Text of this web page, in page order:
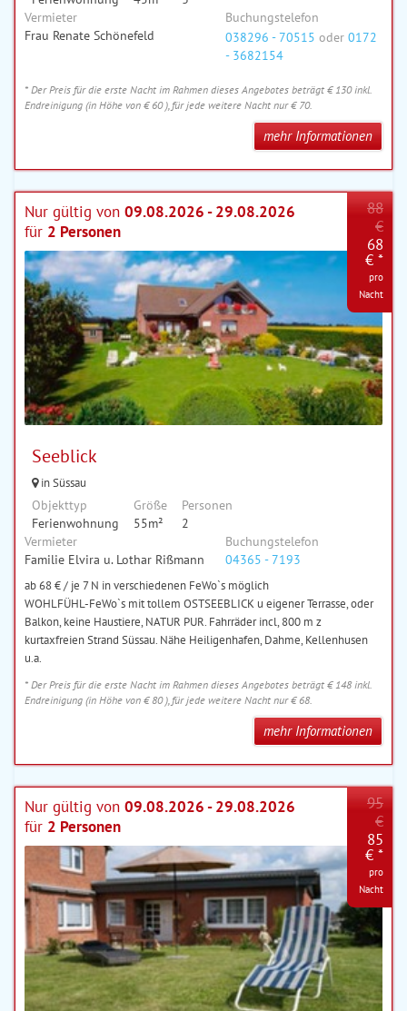
Vermieter
Frau Renate Schönefeld
Buchungstelefon
038296 - 70515 oder 0172
- 3682154
* Der Preis für die erste Nacht im Rahmen dieses Angebotes beträgt € 130 inkl.
Endreinigung (in Höhe von € 60 ), für jede weitere Nacht nur € 70.
mehr Informationen
Nur gültig von 09.08.2026 - 29.08.2026
für 2 Personen
Seeblick
in Süssau
Objekttyp
Ferienwohnung
Größe
55m²
Personen
2
88
€
68
€ *
pro
Nacht
Vermieter
Familie Elvira u. Lothar Rißmann
Buchungstelefon
04365 - 7193
ab 68 € / je 7 N in verschiedenen FeWo`s möglich
WOHLFÜHL-FeWo`s mit tollem OSTSEEBLICK u eigener Terrasse, oder
Balkon, keine Haustiere, NATUR PUR. Fahrräder incl, 800 m z
kurtaxfreien Strand Süssau. Nähe Heiligenhafen, Dahme, Kellenhusen
u.a.
* Der Preis für die erste Nacht im Rahmen dieses Angebotes beträgt € 148 inkl.
Endreinigung (in Höhe von € 80 ), für jede weitere Nacht nur € 68.
mehr Informationen
Nur gültig von 09.08.2026 - 29.08.2026
für 2 Personen
95
€
85
€ *
pro
Nacht